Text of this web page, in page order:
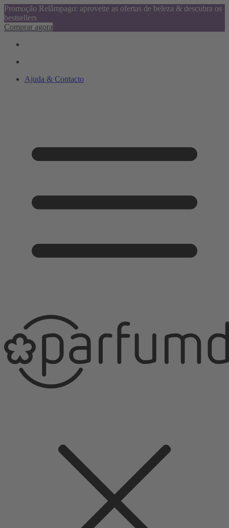
Promoção Relâmpago: aproveite as ofertas de beleza & descubra os
bestsellers
Comprar agora
Ajuda & Contacto